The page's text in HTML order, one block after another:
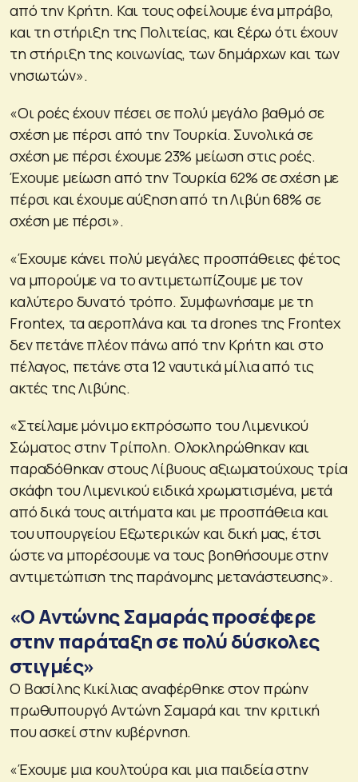
από την Κρήτη. Και τους οφείλουμε ένα μπράβο,
και τη στήριξη της Πολιτείας, και ξέρω ότι έχουν
τη στήριξη της κοινωνίας, των δημάρχων και των
νησιωτών».
«Οι ροές έχουν πέσει σε πολύ μεγάλο βαθμό σε
σχέση με πέρσι από την Τουρκία. Συνολικά σε
σχέση με πέρσι έχουμε 23% μείωση στις ροές.
Έχουμε μείωση από την Τουρκία 62% σε σχέση με
πέρσι και έχουμε αύξηση από τη Λιβύη 68% σε
σχέση με πέρσι».
«Έχουμε κάνει πολύ μεγάλες προσπάθειες φέτος
να μπορούμε να το αντιμετωπίζουμε με τον
καλύτερο δυνατό τρόπο. Συμφωνήσαμε με τη
Frontex, τα αεροπλάνα και τα drones της Frontex
δεν πετάνε πλέον πάνω από την Κρήτη και στο
πέλαγος, πετάνε στα 12 ναυτικά μίλια από τις
ακτές της Λιβύης.
«Στείλαμε μόνιμο εκπρόσωπο του Λιμενικού
Σώματος στην Τρίπολη. Ολοκληρώθηκαν και
παραδόθηκαν στους Λίβυους αξιωματούχους τρία
σκάφη του Λιμενικού ειδικά χρωματισμένα, μετά
από δικά τους αιτήματα και με προσπάθεια και
του υπουργείου Εξωτερικών και δική μας, έτσι
ώστε να μπορέσουμε να τους βοηθήσουμε στην
αντιμετώπιση της παράνομης μετανάστευσης».
«Ο Αντώνης Σαμαράς προσέφερε
στην παράταξη σε πολύ δύσκολες
στιγμές»
Ο Βασίλης Κικίλιας αναφέρθηκε στον πρώην
πρωθυπουργό Αντώνη Σαμαρά και την κριτική
που ασκεί στην κυβέρνηση.
«Έχουμε μια κουλτούρα και μια παιδεία στην